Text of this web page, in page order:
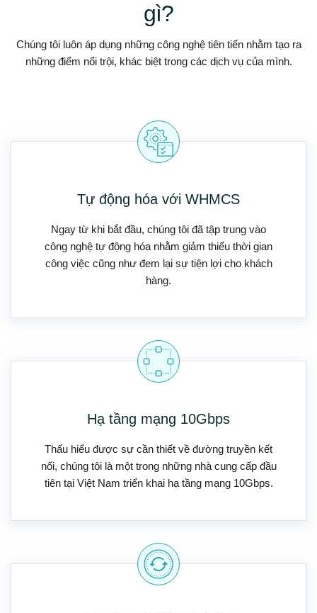
gì?
Chúng tôi luôn áp dụng những công nghệ tiên tiến nhằm tạo ra
những điểm nổi trội, khác biệt trong các dịch vụ của mình.
Tự động hóa với WHMCS
Ngay từ khi bắt đầu, chúng tôi đã tập trung vào
công nghệ tự động hóa nhằm giảm thiểu thời gian
công việc cũng như đem lại sự tiện lợi cho khách
hàng.
Hạ tầng mạng 10Gbps
Thấu hiểu được sự cần thiết về đường truyền kết
nối, chúng tôi là một trong những nhà cung cấp đầu
tiên tại Việt Nam triển khai hạ tầng mạng 10Gbps.